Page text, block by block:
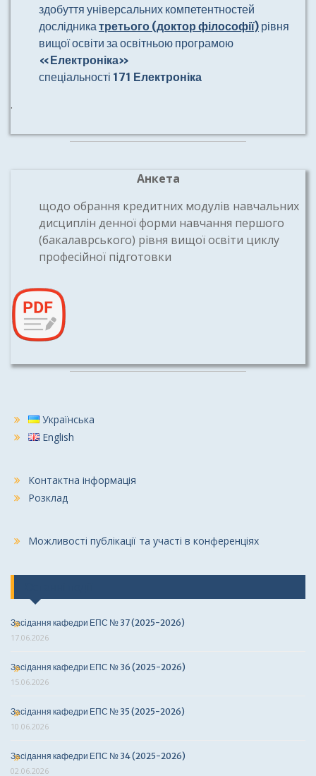
здобуття універсальних компетентностей
дослідникатретього (доктор філософії) рівня
вищої освіти за освітньою програмою
«Електроніка»
спеціальності 171 Електроніка
.
Анкета
щодо обрання кредитних модулів навчальних
дисциплін денної форми навчання першого
(бакалаврського) рівня вищої освіти циклу
професійної підготовки
Українська
English
Контактна інформація
Розклад
Можливості публікації та участі в конференціях
Засідання кафедри ЕПС № 37 (2025-2026)
17.06.2026
Засідання кафедри ЕПС № 36 (2025-2026)
15.06.2026
Засідання кафедри ЕПС № 35 (2025-2026)
10.06.2026
Засідання кафедри ЕПС № 34 (2025-2026)
02.06.2026